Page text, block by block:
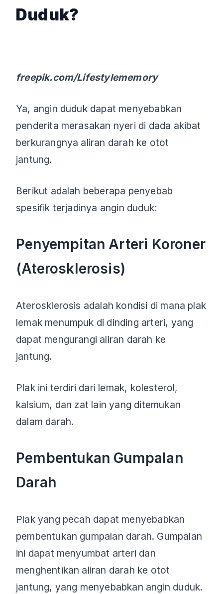
Duduk?
freepik.com/Lifestylememory
Ya, angin duduk dapat menyebabkan
penderita merasakan nyeri di dada akibat
berkurangnya aliran darah ke otot
jantung.
Berikut adalah beberapa penyebab
spesifik terjadinya angin duduk:
Penyempitan Arteri Koroner
(Aterosklerosis)
Aterosklerosis adalah kondisi di mana plak
lemak menumpuk di dinding arteri, yang
dapat mengurangi aliran darah ke
jantung.
Plak ini terdiri dari lemak, kolesterol,
kalsium, dan zat lain yang ditemukan
dalam darah.
Pembentukan Gumpalan
Darah
Plak yang pecah dapat menyebabkan
pembentukan gumpalan darah. Gumpalan
ini dapat menyumbat arteri dan
menghentikan aliran darah ke otot
jantung, yang menyebabkan angin duduk.